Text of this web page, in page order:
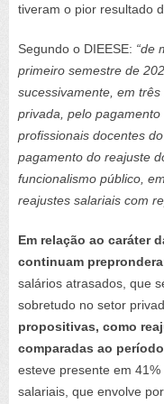
tiveram o pior resultado
Segundo o DIEESE: “de
primeiro semestre de
sucessivamente, em
privada, pelo
profissionais docentes
pagamento do reajuste
funcionalismo público,
reajustes salariais com
Em relação ao caráter
continuam
salários atrasados, que
sobretudo no setor
propositivas, como
comparadas ao
esteve presente em
salariais, que envolve